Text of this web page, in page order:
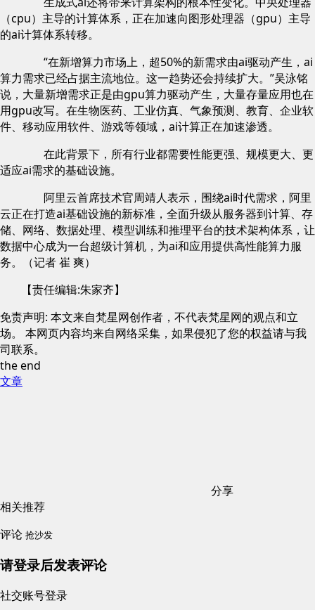
（cpu）主导的计算体系，正在加速向图形处理器（gpu）主导
的ai计算体系转移。
“在新增算力市场上，超50%的新需求由ai驱动产生，ai
算力需求已经占据主流地位。这一趋势还会持续扩大。”吴泳铭
说，大量新增需求正是由gpu算力驱动产生，大量存量应用也在
用gpu改写。在生物医药、工业仿真、气象预测、教育、企业软
件、移动应用软件、游戏等领域，ai计算正在加速渗透。
在此背景下，所有行业都需要性能更强、规模更大、更
适应ai需求的基础设施。
阿里云首席技术官周靖人表示，围绕ai时代需求，阿里
云正在打造ai基础设施的新标准，全面升级从服务器到计算、存
储、网络、数据处理、模型训练和推理平台的技术架构体系，让
数据中心成为一台超级计算机，为ai和应用提供高性能算力服
务。（记者 崔 爽）
【责任编辑:朱家齐】
免责声明: 本文来自梵星网创作者，不代表梵星网的观点和立
场。 本网页内容均来自网络采集，如果侵犯了您的权益请与我
司联系。
the end
文章
分享
相关推荐
评论 抢沙发
请登录后发表评论
社交账号登录